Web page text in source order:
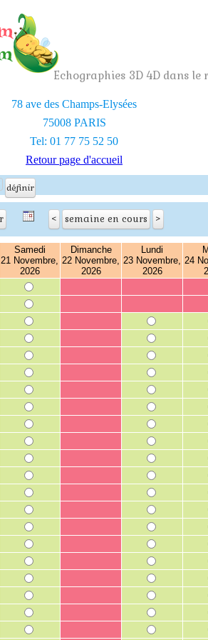
Echographies 3D 4D dans le
78 ave des Champs-Elysées
75008 PARIS
Tel: 01 77 75 52 50
Retour page d'accueil
Samedi
21 Novembre,
2026
Dimanche
22 Novembre,
2026
Lundi
23 Novembre,
2026
24